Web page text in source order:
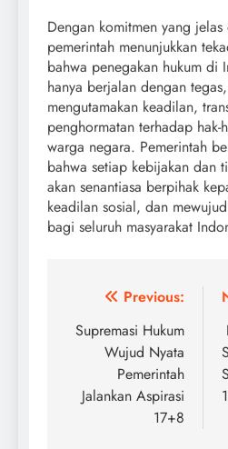
Dengan komitmen yang
pemerintah menunjukkan
bahwa penegakan hukum di
hanya berjalan dengan
mengutamakan keadilan,
penghormatan terhadap hak-
warga negara. Pemerintah
bahwa setiap kebijakan dan
akan senantiasa berpihak
keadilan sosial, dan
bagi seluruh masyarakat
Post
navigation
Previous:
Supremasi Hukum
Wujud Nyata
Pemerintah
Jalankan Aspirasi
17+8